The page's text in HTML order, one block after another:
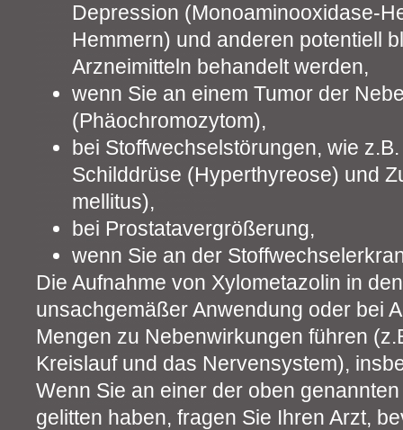
Depression (Monoaminooxidase-
Hemmern) und anderen potentiell
Arzneimitteln behandelt werden,
wenn Sie an einem Tumor der
(Phäochromozytom),
bei Stoffwechselstörungen, wie
Schilddrüse (Hyperthyreose) und
mellitus),
bei Prostatavergrößerung,
wenn Sie an der
Die Aufnahme von Xylometazolin in
unsachgemäßer Anwendung oder bei
Mengen zu Nebenwirkungen führen
Kreislauf und das Nervensystem),
Wenn Sie an einer der oben
gelitten haben, fragen Sie Ihren Arzt,